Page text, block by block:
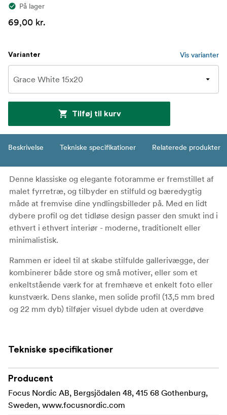
På lager
69,00 kr.
Varianter Vis varianter
Tilføj til kurv
Beskrivelse Tekniske specifikationer Relaterede produkter
Denne klassiske og elegante fotoramme er fremstillet af
malet fyrretræ, og tilbyder en stilfuld og bæredygtig
måde at fremvise dine yndlingsbilleder på. Med en lidt
dybere profil og det tidløse design passer den smukt ind i
ethvert i ethvert interiør - moderne, traditionelt eller
minimalistisk.
Rammen er ideel til at skabe stilfulde gallerivægge, der
kombinerer både store og små motiver, eller som et
enkeltstående værk for at fremhæve et enkelt foto eller
kunstværk. Dens slanke, men solide profil (13,5 mm bred
og 22 mm dyb) tilføjer visuel dybde uden at overdøve
beskyttelse af dine fotos, mens udvalgte størrelser
leveres med akrylglas for lettere håndtering og øget
sikkerhed. Rammer op til størrelse 24 × 30 cm er
udstyret med en rygstøtte, der gør dem velegnede til
placering på en hylde eller et bord, ud over
Tekniske specifikationer
Producent
Focus Nordic AB, Bergsjödalen 48, 415 68 Gothenburg,
Sweden, www.focusnordic.com